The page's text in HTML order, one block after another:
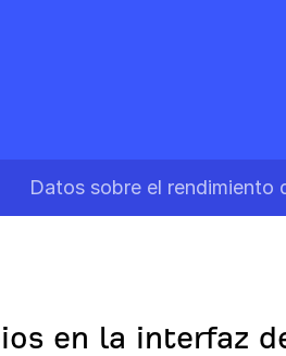
Datos sobre el
en la interfaz